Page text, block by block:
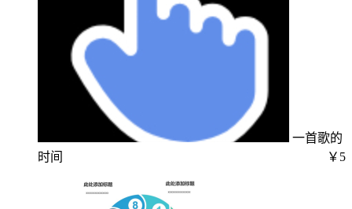
一首歌的
时间
￥5